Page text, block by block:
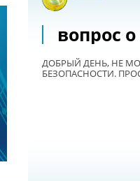
вопрос
ДОБРЫЙ ДЕНЬ, НЕ
БЕЗОПАСНОСТИ.